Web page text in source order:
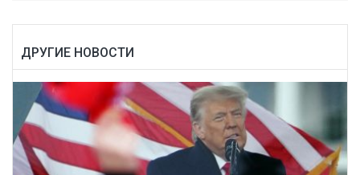
ДРУГИЕ НОВОСТИ